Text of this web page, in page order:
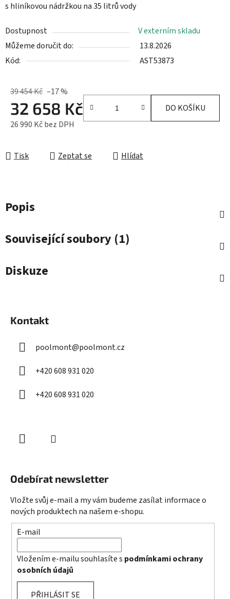
s hliníkovou nádržkou na 35 litrů vody
Dostupnost
V externím skladu
Můžeme doručit do:
13.8.2026
Kód:
AST53873
39 454 Kč –17 %
32 658 Kč
26 990 Kč bez DPH
DO KOŠÍKU
Tisk Zeptat se Hlídat
Popis
Související soubory (1)
Diskuze
Kontakt
poolmont@poolmont.cz
+420 608 931 020
+420 608 931 020
Odebírat newsletter
Vložte svůj e-mail a my vám budeme zasílat informace o
nových produktech na našem e-shopu.
E-mail
Vložením e-mailu souhlasíte s podmínkami ochrany
osobních údajů
PŘIHLÁSIT SE